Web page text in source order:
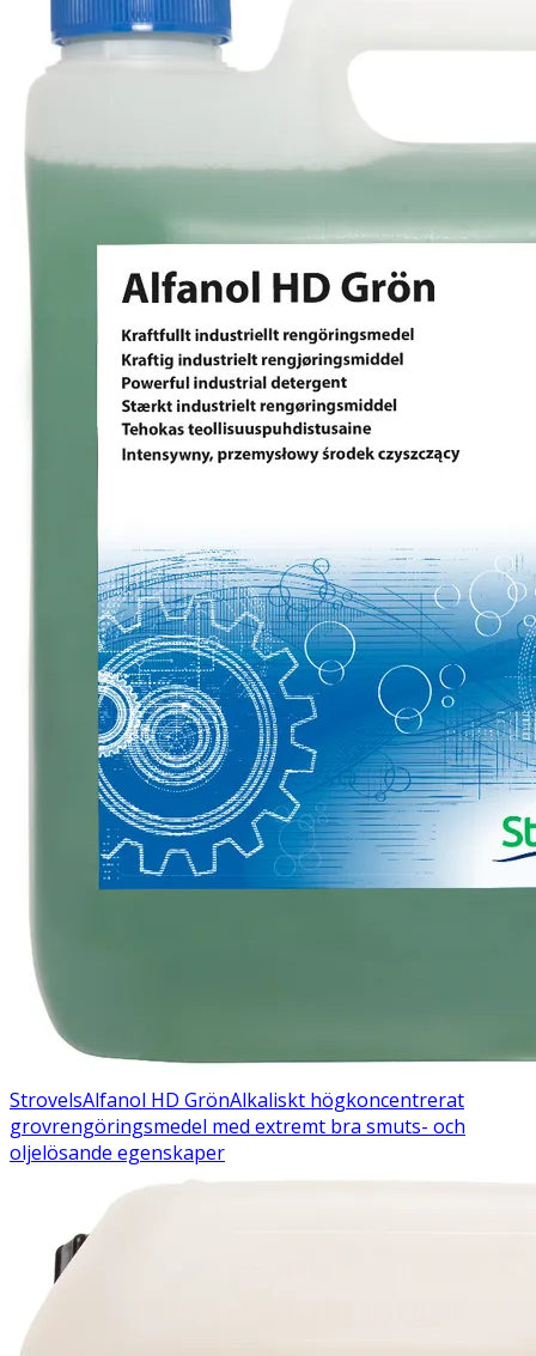
StrovelsAlfanol HD GrönAlkaliskt högkoncentrerat
grovrengöringsmedel med extremt bra smuts- och
oljelösande egenskaper